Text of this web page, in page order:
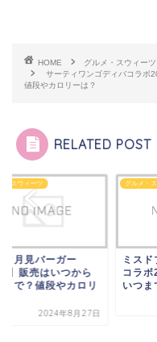
HOME
グルメ・スウィーツ
サーティワンゴディバコラボ
値段やカロリーは？
RELATED POST
・スウィーツ
ク月見バーガー
】販売はいつから
まで？値段やカロリ
2024年8月27日
グルメ・
ミス
コラ
いつま